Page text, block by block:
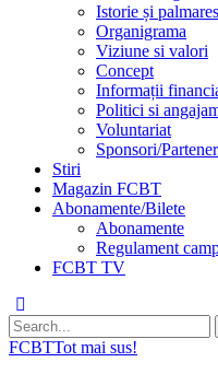
Istorie și palmares
Organigrama
Viziune si valori
Concept
Informații
Politici si
Voluntariat
Sponsori/
Stiri
Magazin FCBT
Abonamente/Bilete
Abonamente
Regulament
FCBT TV
FCBTTot mai sus!